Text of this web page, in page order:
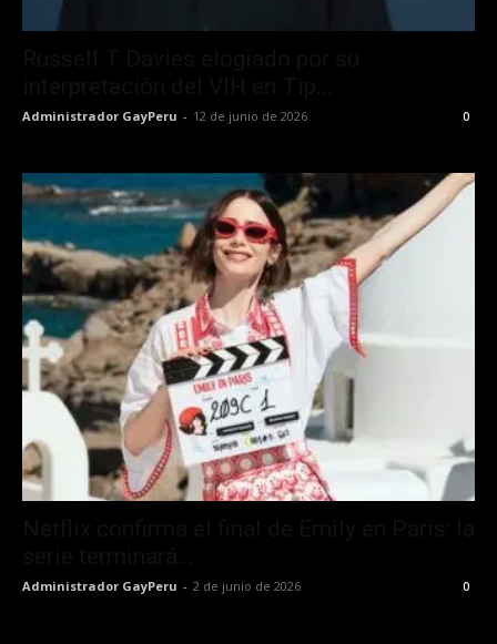
Administrador GayPeru - 12 de junio de 2026 0
Administrador GayPeru - 2 de junio de 2026 0